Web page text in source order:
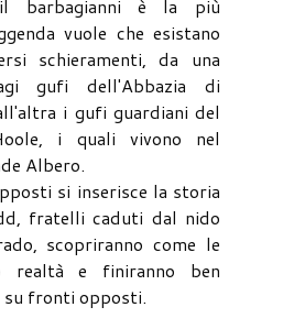
barbagianni è la più
vuole che esistano
schieramenti, da una
gufi dell'Abbazia di
i gufi guardiani del
i quali vivono nel
Albero.
si inserisce la storia
fratelli caduti dal nido
scopriranno come le
realtà e finiranno ben
fronti opposti.